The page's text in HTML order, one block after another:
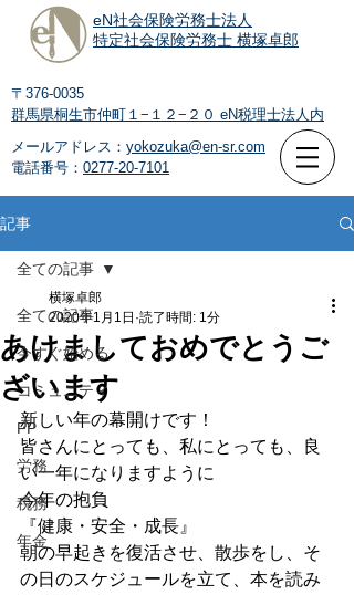
eN社会保険労務士法人
特定社会保険労務士 横塚卓郎
〒376-0035
群馬県桐生市仲町１−１２−２０ eN税理士法人内
メールアドレス： yokozuka@en-sr.com
電話番号： 0277-20-7101
記事
全ての記事
今すぐ始める
コミュニティ
FP
労務
税務
年金
全ての記事
あけましておめでとうご
ざいます
横塚卓郎
2020年1月1日 読了時間: 1分
新しい年の幕開けです！
皆さんにとっても、私にとっても、良
い一年になりますように
今年の抱負
『健康・安全・成長』
朝の早起きを復活させ、散歩をし、そ
の日のスケジュールを立て、本を読み